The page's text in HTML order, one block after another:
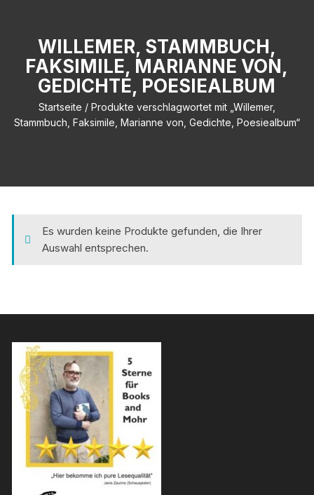
WILLEMER, STAMMBUCH,
FAKSIMILE, MARIANNE VON,
GEDICHTE, POESIEALBUM
Startseite / Produkte verschlagwortet mit „Willemer,
Stammbuch, Faksimile, Marianne von, Gedichte, Poesiealbum“
Es wurden keine Produkte gefunden, die Ihrer
Auswahl entsprechen.